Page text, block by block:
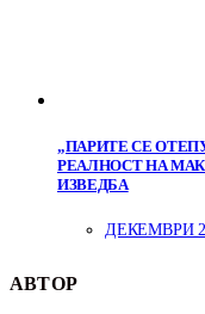
„ПАРИТЕ СЕ
РЕАЛНОСТ НА
ИЗВЕДБА
ДЕКЕМВРИ
АВТОР